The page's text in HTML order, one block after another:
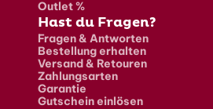
Outlet %
Hast du Fragen?
Fragen & Antworten
Bestellung erhalten
Versand & Retouren
Zahlungsarten
Garantie
Gutschein einlösen